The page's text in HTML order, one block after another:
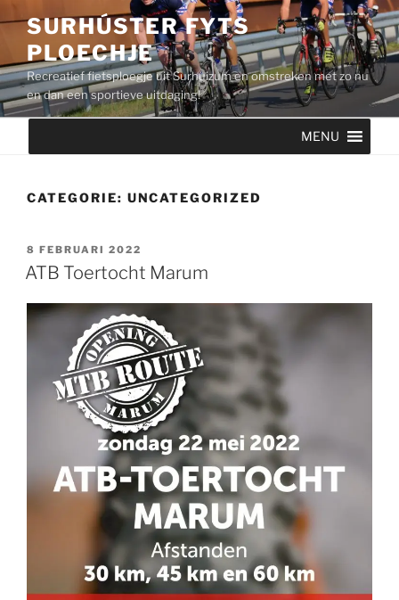
inhoud
SURHÚSTER FYTS
PLOECHJE
Recreatief fietsploegje uit Surhuizum en omstreken met zo nu
en dan een sportieve uitdaging!
MENU
CATEGORIE: UNCATEGORIZED
GEPLAATST
OP
8 FEBRUARI 2022
ATB Toertocht Marum